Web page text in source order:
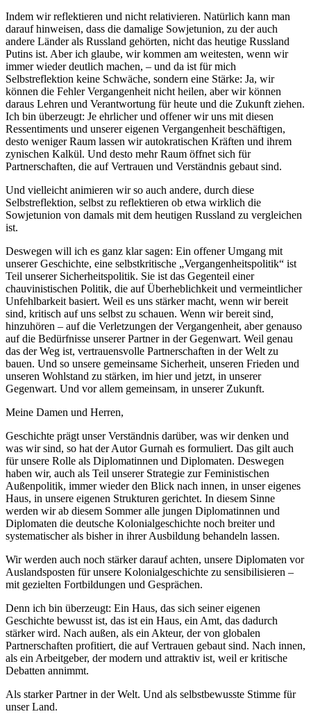
Indem wir reflektieren und nicht relativieren. Natürlich kann man
darauf hinweisen, dass die damalige Sowjetunion, zu der auch
andere Länder als Russland gehörten, nicht das heutige Russland
Putins ist. Aber ich glaube, wir kommen am weitesten, wenn wir
immer wieder deutlich machen, – und da ist für mich
Selbstreflektion keine Schwäche, sondern eine Stärke: Ja, wir
können die Fehler Vergangenheit nicht heilen, aber wir können
daraus Lehren und Verantwortung für heute und die Zukunft ziehen.
Ich bin überzeugt: Je ehrlicher und offener wir uns mit diesen
Ressentiments und unserer eigenen Vergangenheit beschäftigen,
desto weniger Raum lassen wir autokratischen Kräften und ihrem
zynischen Kalkül. Und desto mehr Raum öffnet sich für
Partnerschaften, die auf Vertrauen und Verständnis gebaut sind.
Und vielleicht animieren wir so auch andere, durch diese
Selbstreflektion, selbst zu reflektieren ob etwa wirklich die
Sowjetunion von damals mit dem heutigen Russland zu vergleichen
ist.
Deswegen will ich es ganz klar sagen: Ein offener Umgang mit
unserer Geschichte, eine selbstkritische „Vergangenheitspolitik“ ist
Teil unserer Sicherheitspolitik. Sie ist das Gegenteil einer
chauvinistischen Politik, die auf Überheblichkeit und vermeintlicher
Unfehlbarkeit basiert. Weil es uns stärker macht, wenn wir bereit
sind, kritisch auf uns selbst zu schauen. Wenn wir bereit sind,
hinzuhören – auf die Verletzungen der Vergangenheit, aber genauso
auf die Bedürfnisse unserer Partner in der Gegenwart. Weil genau
das der Weg ist, vertrauensvolle Partnerschaften in der Welt zu
bauen. Und so unsere gemeinsame Sicherheit, unseren Frieden und
unseren Wohlstand zu stärken, im hier und jetzt, in unserer
Gegenwart. Und vor allem gemeinsam, in unserer Zukunft.
Meine Damen und Herren,
Geschichte prägt unser Verständnis darüber, was wir denken und
was wir sind, so hat der Autor Gurnah es formuliert. Das gilt auch
für unsere Rolle als Diplomatinnen und Diplomaten. Deswegen
haben wir, auch als Teil unserer Strategie zur Feministischen
Außenpolitik, immer wieder den Blick nach innen, in unser eigenes
Haus, in unsere eigenen Strukturen gerichtet. In diesem Sinne
werden wir ab diesem Sommer alle jungen Diplomatinnen und
Diplomaten die deutsche Kolonialgeschichte noch breiter und
systematischer als bisher in ihrer Ausbildung behandeln lassen.
Wir werden auch noch stärker darauf achten, unsere Diplomaten vor
Auslandsposten für unsere Kolonialgeschichte zu sensibilisieren –
mit gezielten Fortbildungen und Gesprächen.
Denn ich bin überzeugt: Ein Haus, das sich seiner eigenen
Geschichte bewusst ist, das ist ein Haus, ein Amt, das dadurch
stärker wird. Nach außen, als ein Akteur, der von globalen
Partnerschaften profitiert, die auf Vertrauen gebaut sind. Nach innen,
als ein Arbeitgeber, der modern und attraktiv ist, weil er kritische
Debatten annimmt.
Als starker Partner in der Welt. Und als selbstbewusste Stimme für
unser Land.